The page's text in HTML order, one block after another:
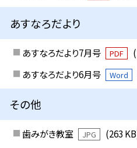
あすなろだより
あすなろだより7月号 PDF
あすなろだより6月号
Word
その他
歯みがき教室 JPG
(263